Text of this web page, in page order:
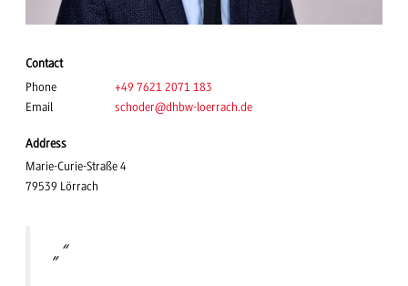
Contact
Phone
+49 7621 2071 183
Email
schoder@dhbw-loerrach.de
Address
Marie-Curie-Straße 4
79539 Lörrach
„“